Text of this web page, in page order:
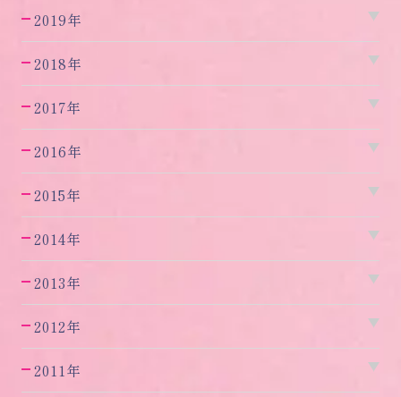
2019年
2018年
2017年
2016年
2015年
2014年
2013年
2012年
2011年